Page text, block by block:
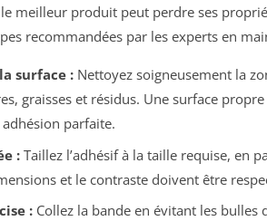
meilleur produit peut perdre ses
recommandées par les experts en
surface :Nettoyez soigneusement la
graisses et résidus. Une surface
parfaite.
:Taillez l’adhésif à la taille requise, en
et le contraste doivent être
:Collez la bande en évitant les bulles